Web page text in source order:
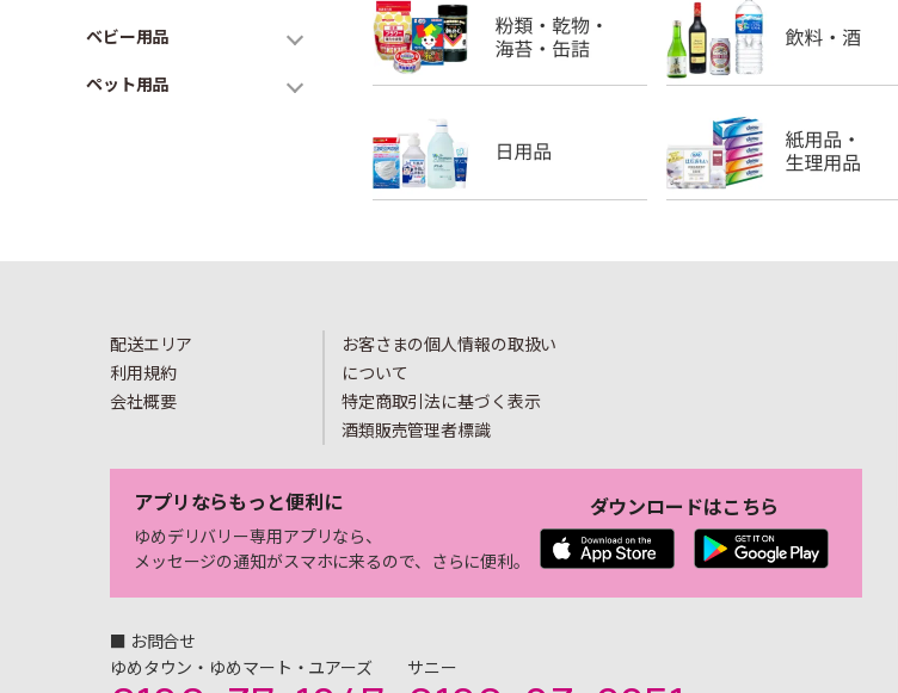
ベビー用品
ペット用品
配送エリア
利用規約
会社概要
お客さまの個人情報の取扱い
について
特定商取引法に基づく表示
酒類販売管理者標識
アプリならもっと便利に
ゆめデリバリー専用アプリなら、
メッセージの通知がスマホに来るので、さらに便利。
ダウンロードはこちら
■ お問合せ
ゆめタウン・ゆめマート・ユアーズ
サニー